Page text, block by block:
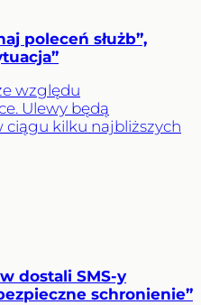
poleceń służb”,
względu
Ulewy będą
ciągu kilku najbliższych
dostali SMS-y
schronienie”